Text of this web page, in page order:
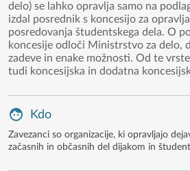
delo) se lahko opravlja samo na
izdal posrednik s koncesijo za
posredovanja študentskega dela. O
koncesije odloči Ministrstvo za delo,
zadeve in enake možnosti. Od te
tudi koncesijska in dodatna
Kdo
Zavezanci so organizacije, ki opravljajo
začasnih in občasnih del dijakom in